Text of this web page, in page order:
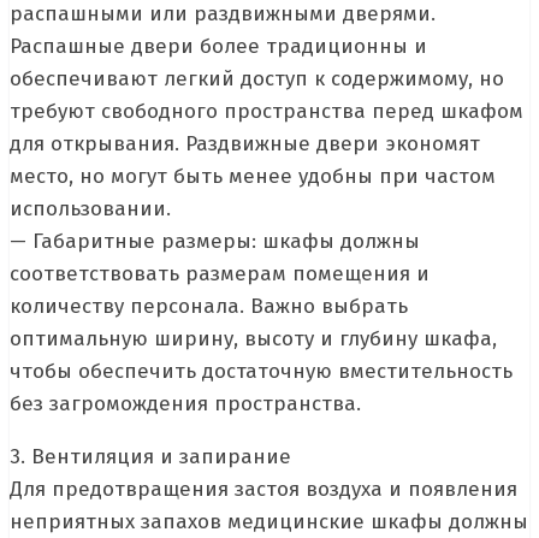
распашными или раздвижными дверями.
Распашные двери более традиционны и
обеспечивают легкий доступ к содержимому, но
требуют свободного пространства перед шкафом
для открывания. Раздвижные двери экономят
место, но могут быть менее удобны при частом
использовании.
— Габаритные размеры: шкафы должны
соответствовать размерам помещения и
количеству персонала. Важно выбрать
оптимальную ширину, высоту и глубину шкафа,
чтобы обеспечить достаточную вместительность
без загромождения пространства.
3. Вентиляция и запирание
Для предотвращения застоя воздуха и появления
неприятных запахов медицинские шкафы должны